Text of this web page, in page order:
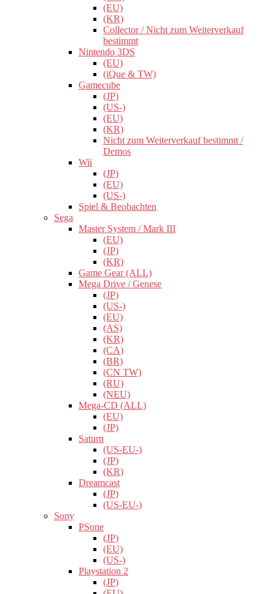
(EU)
(KR)
Collector / Nicht zum Weiterverkauf
bestimmt
Nintendo 3DS
(EU)
(iQue & TW)
Gamecube
(JP)
(US-)
(EU)
(KR)
Nicht zum Weiterverkauf bestimmt /
Demos
Wii
(JP)
(EU)
(US-)
Spiel & Beobachten
Sega
Master System / Mark III
(EU)
(JP)
(KR)
Game Gear (ALL)
Mega Drive / Genese
(JP)
(US-)
(EU)
(AS)
(KR)
(CA)
(BR)
(CN TW)
(RU)
(NEU)
Mega-CD (ALL)
(EU)
(JP)
Saturn
(US-EU-)
(JP)
(KR)
Dreamcast
(JP)
(US-EU-)
Sony
PSone
(JP)
(EU)
(US-)
Playstation 2
(JP)